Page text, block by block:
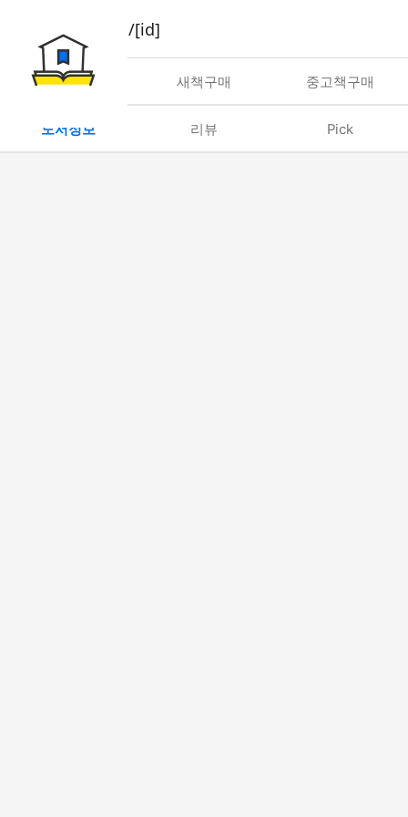
book/rent/[id]
대여 새책구매 중고책구매
도서정보 리뷰 Pick